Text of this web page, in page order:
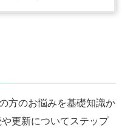
方のお悩みを基礎知識か
更新についてステップ